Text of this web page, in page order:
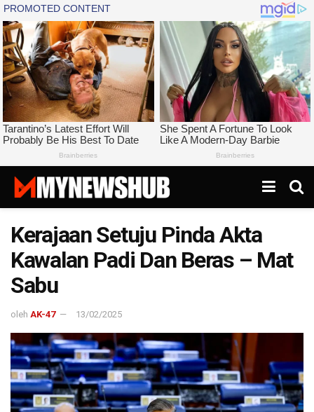
Kerajaan Setuju Pinda Akta
Kawalan Padi Dan Beras – Mat
Sabu
oleh AK-47 13/02/2025